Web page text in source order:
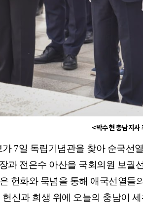
<박수현 충남지사
가 7일 독립기념관을 찾아 순국선
과 전은수 아산을 국회의원 보궐
헌화와 묵념을 통해 애국선열들
신과 희생 위에 오늘의 충남이